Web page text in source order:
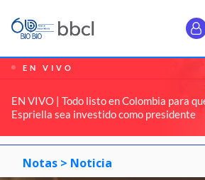
EN VIVO
EN VIVO | Todo listo en Colombia para
Espriella sea investido como presidente
Notas > Noticia